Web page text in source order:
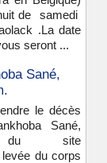
de samedi
.La date
seront ...
Sané,
le décès
Sané,
du site
du corps